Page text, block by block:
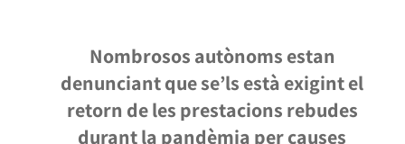
Nombrosos autònoms estan
denunciant que se’ls està exigint el
retorn de les prestacions rebudes
durant la pandèmia per causes